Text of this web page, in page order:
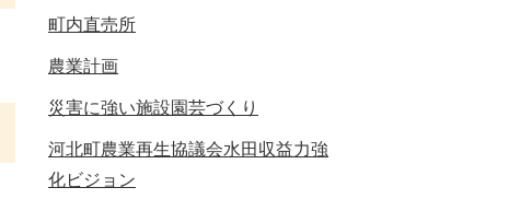
町内直売所
農業計画
災害に強い施設園芸づくり
河北町農業再生協議会水田収益力強
化ビジョン